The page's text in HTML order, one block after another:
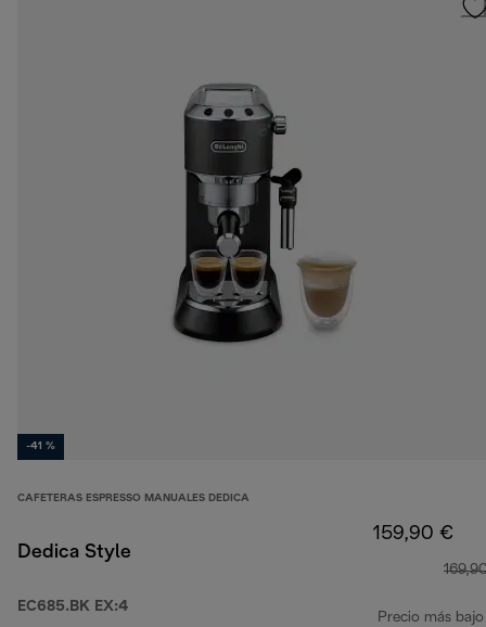
-41 %
CAFETERAS ESPRESSO MANUALES DEDICA
Dedica Style
EC685.BK EX:4
159,90 €
Precio más bajo